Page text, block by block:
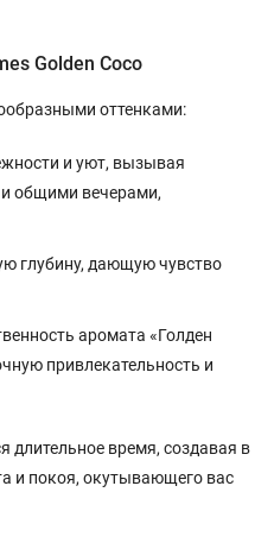
Golden Coco
оттенками:
и уют, вызывая
общими вечерами,
глубину, дающую чувство
аромата «Голден
привлекательность и
длительное время, создавая в
и покоя, окутывающего вас